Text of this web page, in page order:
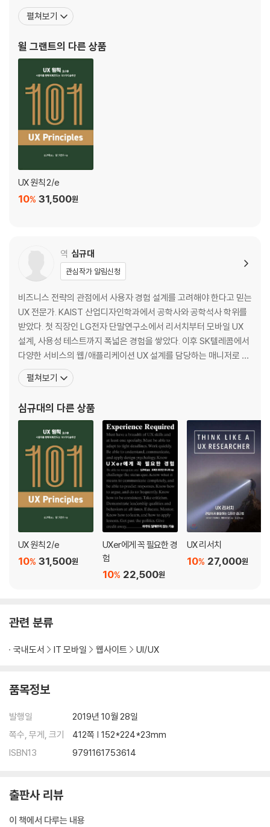
24장. 링크를 링크처럼 보이게 만들어라
가 없게 하라
26장. 대부분의 사용자에게는 ‘고급’ 설정을 감춰라
27장. 메뉴 항목을 바닥글이나 뷰 하단에 반복 배치하라
28장. 제품 전반에서 일관된 아이콘을 사용하라
30장. 기존 아이콘으로 신규 아이디어를 표현하려고 하지 마라
31장. 아이콘 위에 텍스트를 쓰지 마라
32장. 항상 아이콘에 텍스트 레이블을 제공하라
34장. 가급적 기기의 기본 입력 기능을 사용하라
36장. 비밀번호 필드에 붙여넣기를 허용하라
39장. 여러 줄의 입력 필드에 맞는 적절한 크기를 선택하라
40장. 사용자가 사용하려고 할 때 UI가 움직여선 안 된다
41장. 한 가지의 데이트 피커 컨트롤을 일관되게 사용하라
42장. ‘비밀번호 찾기’ 필드에서 사용자 이름을 미리 채워라
43장. 대소문자를 구분하지 마라
44장. 좋은 폼 경험을 제공한다면, 사용자들은 당신의 제품을 사랑하게 될
것이다
46장. 폼을 검증하지 못한다면, 어떤 필드에 주의를 기울여야 하는지를 사
47장. 너그러워져라 - 사용자는 어떤 데이터를 넣어야 하는지 모른다(그
리고 신경도 안 쓴다)
48장. 작업에 적합한 컨트롤을 선택하라
49장. 사용자가 원하는 대로 전화번호를 입력할 수 있게 하라
50장. 날짜 입력에서 드롭다운을 현명하게 사용하라
51장. 지불 카드 정보를 요구할 때에는 최소한의 정보만 받아라
52장. 우편 또는 ZIP 코드 입력을 쉽게 만들어라
53장. 통화 입력에서 소수 자리를 덧붙이지 마라
54장. 사용자가 어려움 없이 이미지를 추가할 수 있게 하라
55장. 소요 시간이 확실한 태스크라면 ‘직선 형태의’ 진행 표시줄을 사용하
56장. 소요 시간을 가늠할 수 없는 태스크라면 ‘스피너’를 보여 줘라
57장. 애니메이션되고 반복되는 진행 표시줄은 절대로 사용하지 마라
60장. ‘플랫 디자인’을 사용해야 한다면 컨트롤에 시각적 어포던스를 추가
61장. 애매모호한 기호를 피하라
63장. 헤더와 내비게이션 위에 ‘콘텐트로 건너뛰기’ 링크를 추가하라
64장. 컬러만 사용해서 정보를 전달하지 마라
65장. 메타 태그를 써서 기기의 줌 기능을 끄는 것은 악랄한 행위다
67장. 컨트롤에 명확한 레이블을 적어라
68장. 사용자가 특정 알림을 끌 수 있게 하라
71장. 사용자는 모든 여정에서 자신이 어느 단계에 있는지 항상 알아야 한
다
azzini)와 함께 교육을 받았다. 이후 문제를 해결하고 조직에 가치를
창출하는 유용하고 강력한 제품을 설계하는 데 자신의 경력을 바쳤
를 갖고 있으며 사려
펼쳐보기
윌 그랜트의 다른 상품
UX 원칙 2/e
31,500원
10%
역 심규대
관심작가 알림신청
비즈니스 전략의 관점에서 사용자 경험 설계를 고려해야 한다고 믿는
UX 전문가. KAIST 산업디자인학과에서 공학사와 공학석사 학위를
받았다. 첫 직장인 LG전자 단말연구소에서 리서치부터 모바일 UX
설계, 사용성 테스트까지 폭넓은 경험을 쌓았다. 이후 SK텔레콤에서
다양한 서비스의 웹/애플리케이션 UX 설계를 담당하는 매니저로 일
했다. 모바일 분야에서 쌓은 다년간의 경험을 바탕으로 현대자동차
기술연구소에서 새로운 자동차 인포테인먼트를 연구했다. 이어서 삼
을 통한 전환율 최적화와 매출 증대를 이끌었다. 이후 신한금
펼쳐보기
심규대의 다른 상품
UX 원칙 2/e
31,500원
10%
UXer에게 꼭 필요한 경
험
22,500원
10%
UX 리서치
27,000원
10%
관련 분류
국내도서 IT 모바일 웹사이트 UI/UX
품목정보
발행일
2019년 10월 28일
쪽수, 무게, 크기
412쪽 | 152*224*23mm
ISBN13
9791161753614
출판사 리뷰
이 책에서 다루는 내용